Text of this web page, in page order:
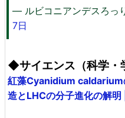
— ルビコニアンデスろっ
7日
◆サイエンス（科学・
紅藻Cyanidium caldarium
造とLHCの分子進化の解明